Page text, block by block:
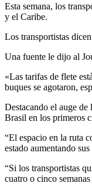
Esta semana, los
y el Caribe.
Los transportistas
Una fuente le dijo al
«Las tarifas de flete
buques se agotaron,
Destacando el auge
Brasil en los primeros
“El espacio en la ruta
estado aumentando
“Si los transportistas
cuatro o cinco